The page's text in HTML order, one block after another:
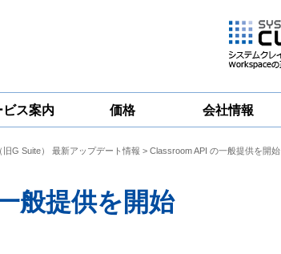
コラム
ビス案内
Google
Google
価格 会社情報
G Suite） 最新アップデート情報 > Classroom API の一般提供を開始
般提供を開始